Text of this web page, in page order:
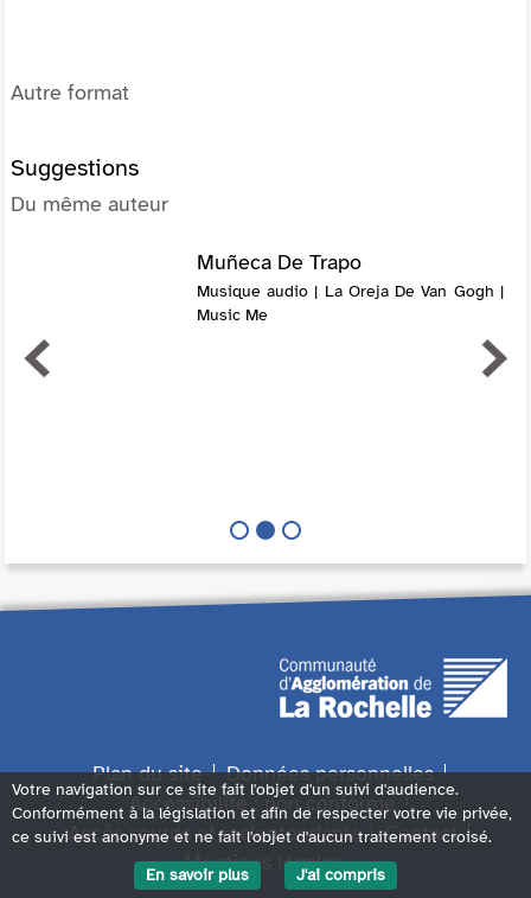
Autre format
Suggestions
Du même auteur
Muñeca De Trapo
Musique audio | La Oreja De Van Gogh |
Music Me
Plan du site
Données personnelles
Accessibilité : non conforme
Accès sourds et malentendants
Contact
Mentions légales
Votre navigation sur ce site fait l'objet d'un suivi d'audience.
Conformément à la législation et afin de respecter votre vie privée,
ce suivi est anonyme et ne fait l'objet d'aucun traitement croisé.
En savoir plus
J'ai compris